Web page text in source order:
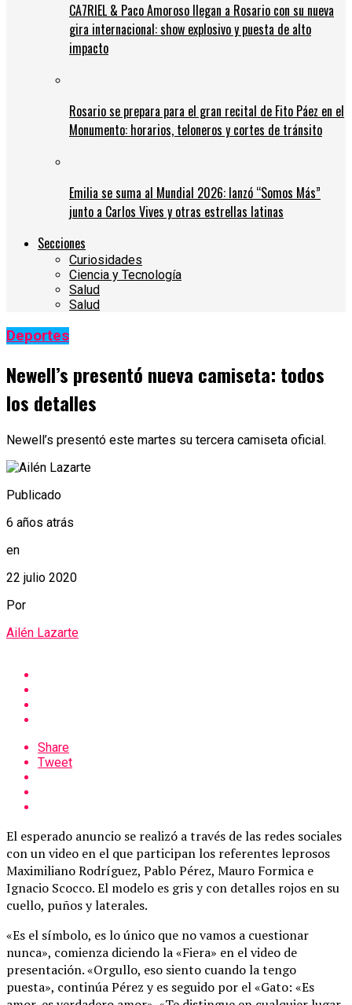
CA7RIEL & Paco Amoroso llegan a Rosario con su nueva
gira internacional: show explosivo y puesta de alto
impacto
Rosario se prepara para el gran recital de Fito Páez en el
Monumento: horarios, teloneros y cortes de tránsito
Emilia se suma al Mundial 2026: lanzó “Somos Más”
junto a Carlos Vives y otras estrellas latinas
Secciones
Curiosidades
Ciencia y Tecnología
Salud
Salud
Deportes
Newell’s presentó nueva camiseta: todos
los detalles
Newell’s presentó este martes su tercera camiseta oficial.
Publicado
6 años atrás
en
22 julio 2020
Por
Ailén Lazarte
Share
Tweet
El esperado anuncio se realizó a través de las redes sociales
con un video en el que participan los referentes leprosos
Maximiliano Rodríguez, Pablo Pérez, Mauro Formica e
Ignacio Scocco. El modelo es gris y con detalles rojos en su
cuello, puños y laterales.
«Es el símbolo, es lo único que no vamos a cuestionar
nunca», comienza diciendo la «Fiera» en el video de
presentación. «Orgullo, eso siento cuando la tengo
puesta», continúa Pérez y es seguido por el «Gato: «Es